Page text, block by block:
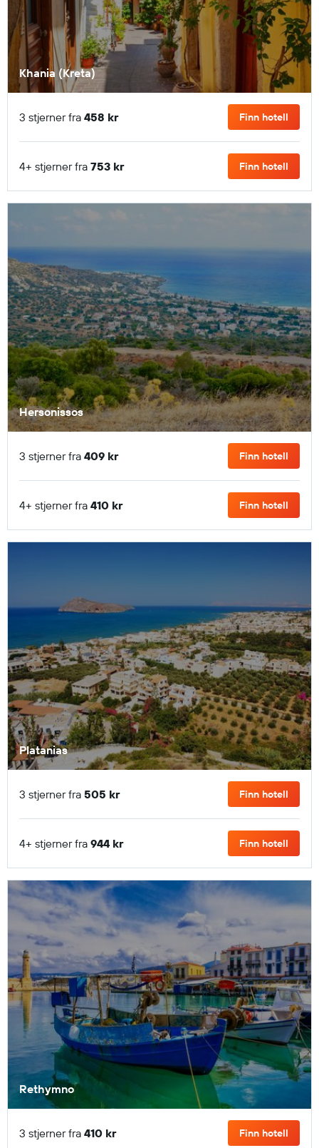
Khania (Kreta)
3 stjerner fra 458 kr Finn hotell
4+ stjerner fra 753 kr Finn hotell
Hersonissos
3 stjerner fra 409 kr Finn hotell
4+ stjerner fra 410 kr Finn hotell
Platanias
3 stjerner fra 505 kr Finn hotell
4+ stjerner fra 944 kr Finn hotell
Rethymno
3 stjerner fra 410 kr Finn hotell